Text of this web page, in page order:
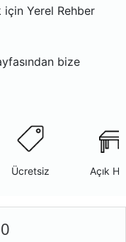
Yerel Rehber
bize
Ücretsiz Açık